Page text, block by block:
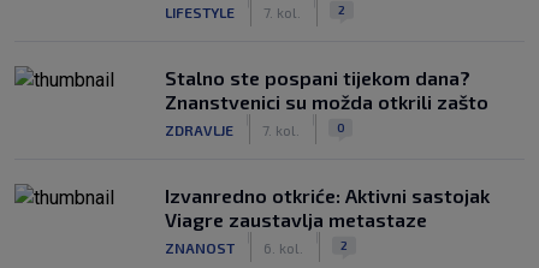
LIFESTYLE 7. kol. 2
Stalno ste pospani tijekom dana?
Znanstvenici su možda otkrili zašto
ZDRAVLJE 7. kol. 0
Izvanredno otkriće: Aktivni sastojak
Viagre zaustavlja metastaze
ZNANOST 6. kol. 2